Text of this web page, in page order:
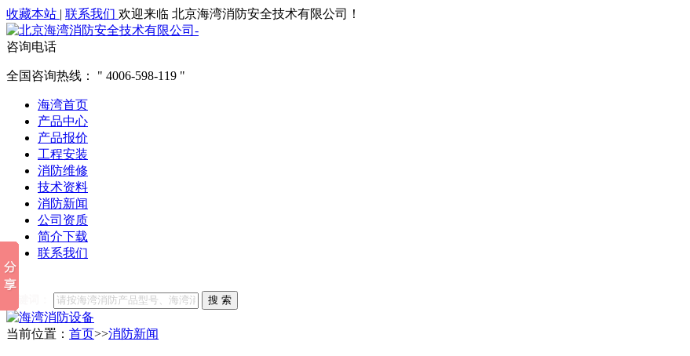
收藏本站 | 联系我们 欢迎来临 北京海湾消防安全技术有限公司！
咨询电话
全国咨询热线： 4006-598-119
海湾首页
产品中心
产品报价
工程安装
消防维修
技术资料
消防新闻
公司资质
简介下载
联系我们
他们都在搜索:
搜 索
当前位置： 首页>>消防新闻